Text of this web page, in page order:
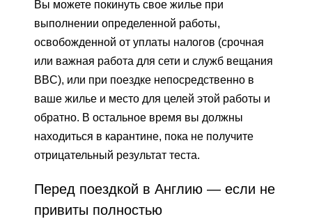
Вы можете покинуть свое жилье при
выполнении определенной работы,
освобожденной от уплаты налогов (срочная
или важная работа для сети и служб вещания
BBC), или при поездке непосредственно в
ваше жилье и место для целей этой работы и
обратно. В остальное время вы должны
находиться в карантине, пока не получите
отрицательный результат теста.
Перед поездкой в ​​Англию — если не
привиты полностью